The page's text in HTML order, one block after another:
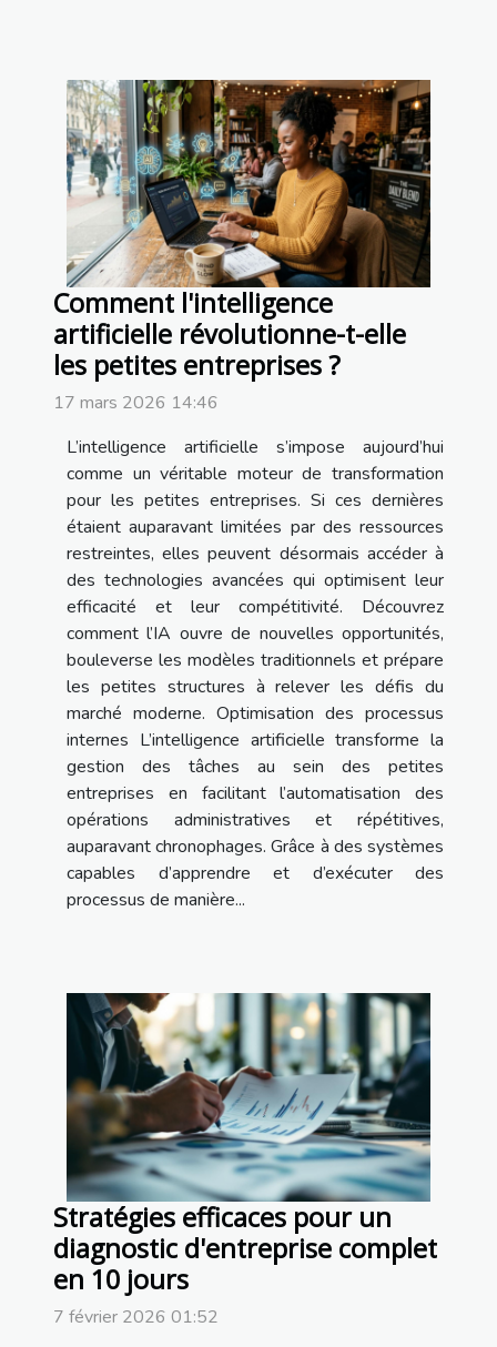
Comment l'intelligence
artificielle révolutionne-t-elle
les petites entreprises ?
17 mars 2026 14:46
L’intelligence artificielle s’impose aujourd’hui
comme un véritable moteur de transformation
pour les petites entreprises. Si ces dernières
étaient auparavant limitées par des ressources
restreintes, elles peuvent désormais accéder à
des technologies avancées qui optimisent leur
efficacité et leur compétitivité. Découvrez
comment l’IA ouvre de nouvelles opportunités,
bouleverse les modèles traditionnels et prépare
les petites structures à relever les défis du
marché moderne. Optimisation des processus
internes L’intelligence artificielle transforme la
gestion des tâches au sein des petites
entreprises en facilitant l’automatisation des
opérations administratives et répétitives,
auparavant chronophages. Grâce à des systèmes
capables d’apprendre et d’exécuter des
processus de manière...
Stratégies efficaces pour un
diagnostic d'entreprise complet
en 10 jours
7 février 2026 01:52